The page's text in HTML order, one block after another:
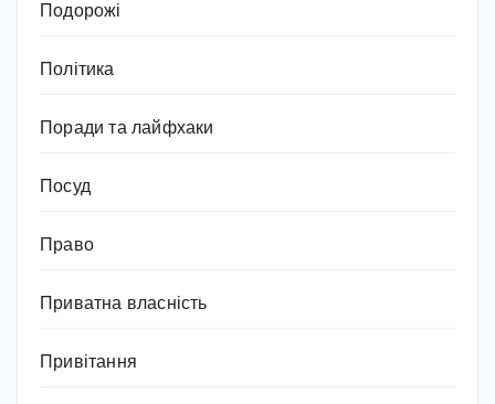
Подорожі
Політика
Поради та лайфхаки
Посуд
Право
Приватна власність
Привітання